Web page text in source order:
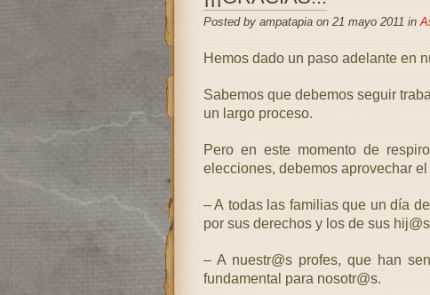
Posted by ampatapia on 21 mayo 2011 in
Hemos dado un paso adelante en
Sabemos que debemos seguir
un largo proceso.
Pero en este momento de
elecciones, debemos aprovechar
– A todas las familias que un día
por sus derechos y los de sus
– A nuestr@s profes, que han
fundamental para nosotr@s.